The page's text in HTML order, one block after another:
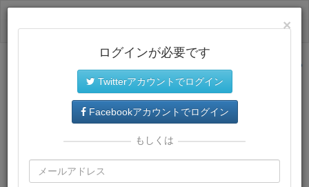
サイトトップに戻る
プレミアム会員では、教材がダウンロードでき、快適な動画
再生環境が提供されます。
×
ログインが必要です
Twitterアカウントでログイン
Facebookアカウントでログイン
もしくは